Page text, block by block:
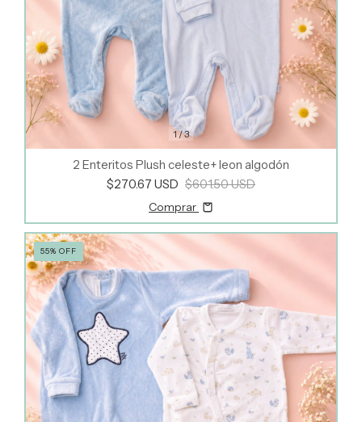
1/3
2 Enteritos Plush celeste+ leon algodón
$270.67 USD $601.50 USD
Comprar
55% OFF